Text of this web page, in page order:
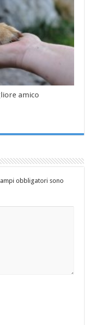
amico
obbligatori sono